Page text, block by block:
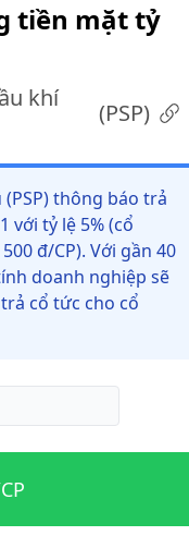
tiền mặt tỷ
khí
(PSP)
(PSP) thông báo trả
với tỷ lệ 5% (cổ
đ/CP). Với gần 40
doanh nghiệp sẽ
cổ tức cho cổ